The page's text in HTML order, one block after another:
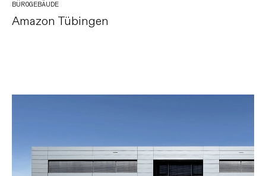
BÜROGEBÄUDE
Amazon Tübingen